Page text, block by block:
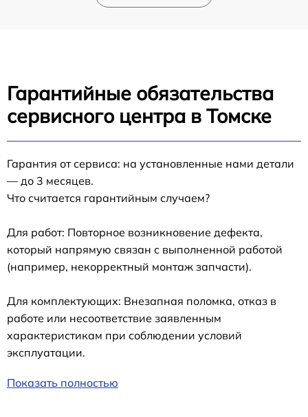
Гарантийные обязательства
сервисного центра в Томске
Гарантия от сервиса: на установленные нами детали
— до 3 месяцев.
Что считается гарантийным случаем?
Для работ: Повторное возникновение дефекта,
который напрямую связан с выполненной работой
(например, некорректный монтаж запчасти).
Для комплектующих: Внезапная поломка, отказ в
работе или несоответствие заявленным
характеристикам при соблюдении условий
эксплуатации.
Показать полностью